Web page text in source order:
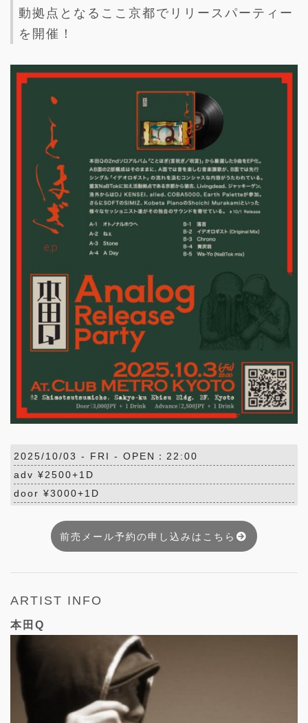
動拠点となるここ京都でリリースパーティー
を開催！
2025/10/03 - FRI - OPEN：22:00
adv ¥2500+1D
door ¥3000+1D
前売メール予約の申し込みはこちら
ARTIST INFO
本田Q